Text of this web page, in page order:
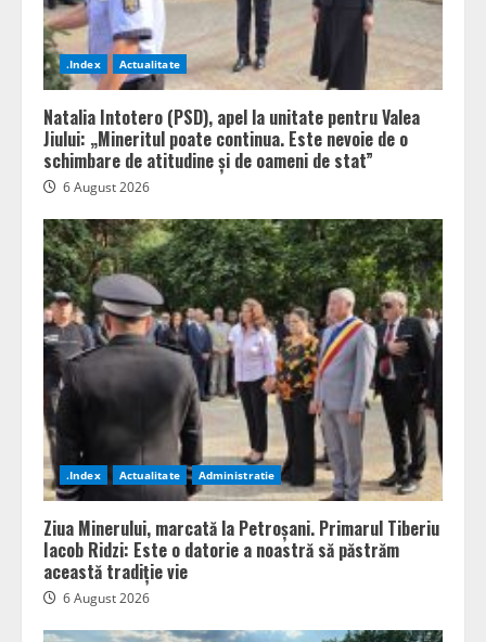
.Index Actualitate
Natalia Intotero (PSD), apel la unitate pentru Valea
Jiului: „Mineritul poate continua. Este nevoie de o
schimbare de atitudine și de oameni de stat”
6 August 2026
.Index Actualitate Administratie
Ziua Minerului, marcată la Petroșani. Primarul Tiberiu
Iacob Ridzi: Este o datorie a noastră să păstrăm
această tradiție vie
6 August 2026